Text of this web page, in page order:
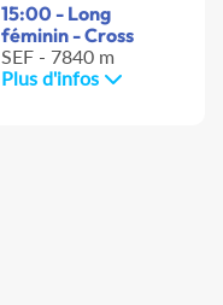
15:00 - Long
féminin - Cross
SEF - 7840 m
Plus d'infos